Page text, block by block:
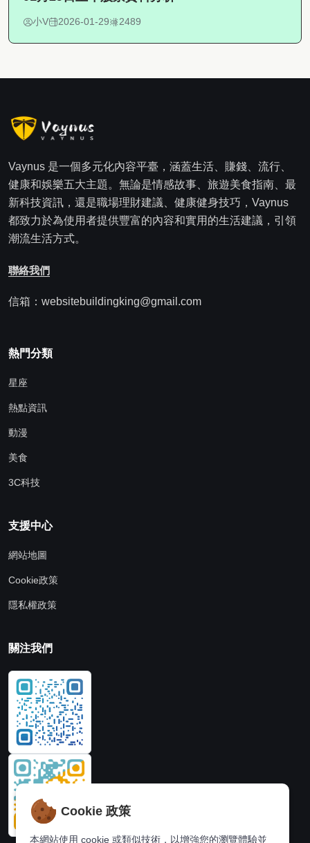
小V 2026-01-29 2489
Vaynus 是一個多元化內容平臺，涵蓋生活、賺錢、流行、
健康和娛樂五大主題。無論是情感故事、旅遊美食指南、最
新科技資訊，還是職場理財建議、健康健身技巧，Vaynus
都致力於為使用者提供豐富的內容和實用的生活建議，引領
潮流生活方式。
聯絡我們
信箱：websitebuildingking@gmail.com
熱門分類
星座
熱點資訊
動漫
美食
3C科技
支援中心
網站地圖
Cookie政策
隱私權政策
關注我們
Cookie 政策
本網站使用 cookie 或類似技術，以增強您的瀏覽體驗並